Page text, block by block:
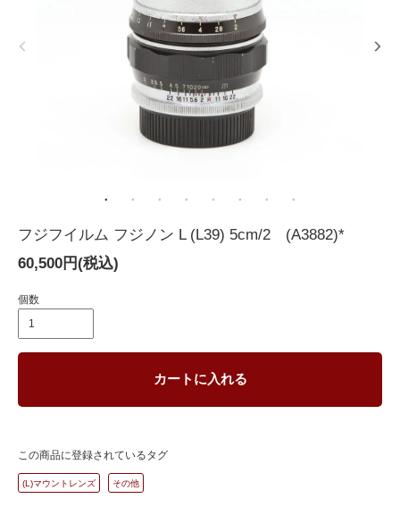
フジフイルム フジノン L (L39) 5cm/2 (A3882)*
60,500円(税込)
個数
カートに入れる
この商品に登録されているタグ
(L)マウントレンズ その他